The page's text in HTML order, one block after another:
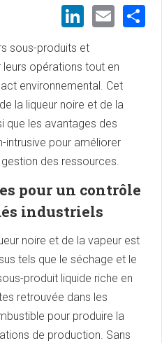
sous-produits et
opérations tout en
environnemental. Cet
la liqueur noire et de la
que les avantages des
intrusive pour améliorer
gestion des ressources.
pour un contrôle
industriels
noire et de la vapeur est
tels que le séchage et le
produit liquide riche en
retrouvée dans les
pour produire la
de production. Sans